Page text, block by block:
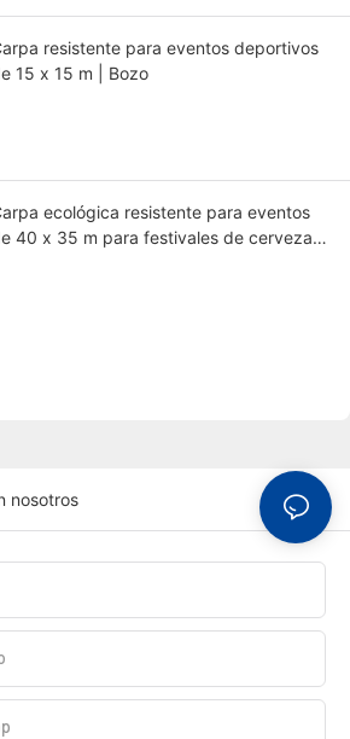
resistente para eventos deportivos
15 x 15 m | Bozo
ecológica resistente para eventos
40 x 35 m para festivales de cerveza
nosotros